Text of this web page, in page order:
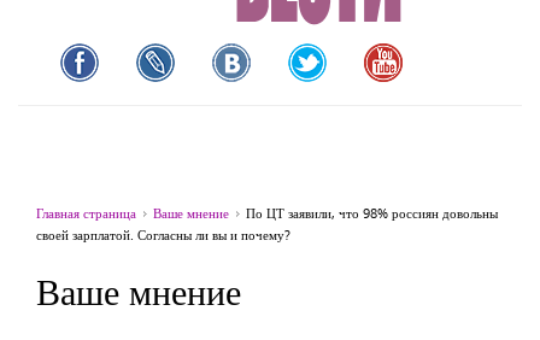
Главная страница Ваше мнение
По ЦТ заявили, что 98% россиян довольны
своей зарплатой. Согласны ли вы и почему?
Ваше мнение